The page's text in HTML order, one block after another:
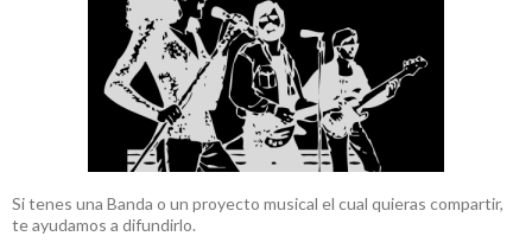
Si tenes una Banda o un proyecto musical el cual quieras compartir,
te ayudamos a difundirlo.